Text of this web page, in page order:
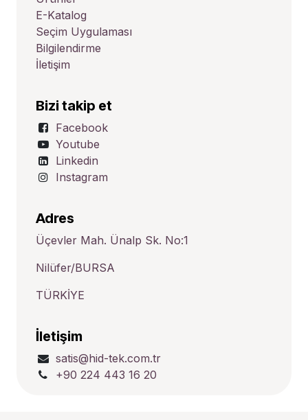
E-Katalog
Seçim Uygulaması
Bilgilendirme
İletişim
Bizi takip et
Facebook
Youtube
Linkedin
Instagram
Adres
Üçevler Mah. Ünalp Sk. No:1
Nilüfer/BURSA
TÜRKİYE
İletişim
satis@hid-tek.com.tr
+90 224 443 16 20